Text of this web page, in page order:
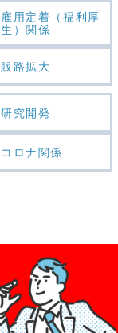
雇用定着（福利厚
生）関係
販路拡大
研究開発
コロナ関係